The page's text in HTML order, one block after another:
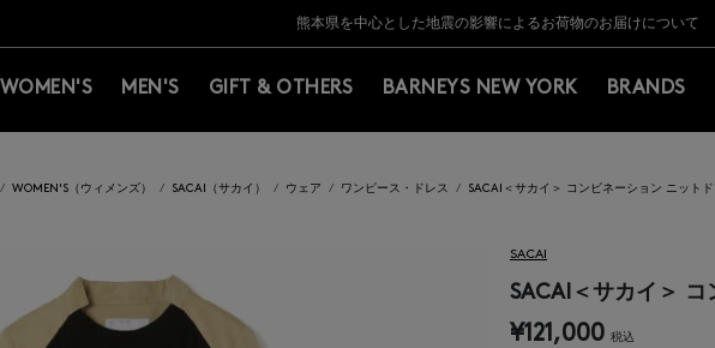
新規登録のお客様も対象！＜MY BARNEYS＞会員のお客様は11,000円（税込）以上のお買上げで常時送
【夏季休業に伴う返品・交換承り一時停止のお知らせ】（2026.8.5）
熊本県を中心とした地震の影響によるお荷物のお届けについて
【開催中】SUMMER SALEのご案内・ご注意事項
新規登録のお客様も対象！＜MY BARNEYS＞会員のお客様は11,000円（税込）以上のお買上げで常時送
【夏季休業に伴う返品・交換承り一時停止のお知らせ】（2026.8.5）
WOMEN'S MEN'S GIFT & OTHERS BARNEYS NEW YORK BRANDS
WOMEN'S（ウィメンズ） SACAI（サカイ） ウェア ワンピース・ドレス SACAI＜サカイ＞ コンビネーション ニットド
SACAI
SACAI＜サカイ＞
¥121,000 税込